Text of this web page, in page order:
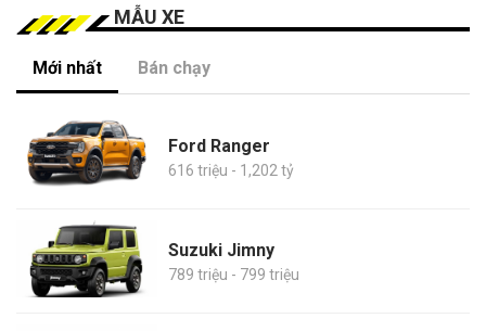
MẪU XE
Mới nhất Bán chạy
Ford Ranger
616 triệu - 1,202 tỷ
Suzuki Jimny
789 triệu - 799 triệu